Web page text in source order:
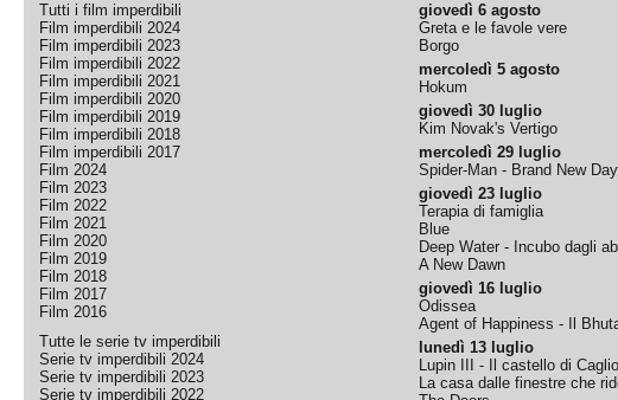
Tutti i film imperdibili
Film imperdibili 2024
Film imperdibili 2023
Film imperdibili 2022
Film imperdibili 2021
Film imperdibili 2020
Film imperdibili 2019
Film imperdibili 2018
Film imperdibili 2017
Film 2024
Film 2023
Film 2022
Film 2021
Film 2020
Film 2019
Film 2018
Film 2017
Film 2016
Tutte le serie tv imperdibili
Serie tv imperdibili 2024
Serie tv imperdibili 2023
Serie tv imperdibili 2022
giovedì 6 agosto
Greta e le favole vere
Borgo
mercoledì 5 agosto
Hokum
giovedì 30 luglio
Kim Novak's Vertigo
mercoledì 29 luglio
Spider-Man - Brand New Day
giovedì 23 luglio
Terapia di famiglia
Blue
Deep Water - Incubo dagli
A New Dawn
giovedì 16 luglio
Odissea
Agent of Happiness - Il
lunedì 13 luglio
Lupin III - Il castello di
La casa dalle finestre che